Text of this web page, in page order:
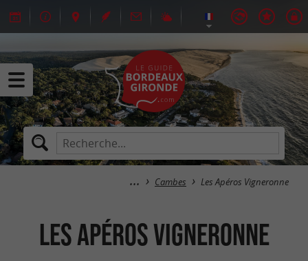
Cambes Les Apéros Vigneronne
Les Apéros Vigneronne